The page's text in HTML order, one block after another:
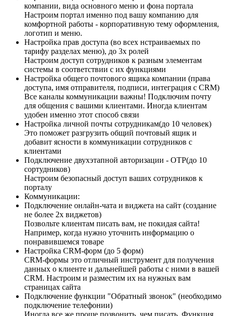
компании, вида основного меню и фона портала
Настроим портал именно под вашу компанию для
комфортной работы - корпоративную тему оформления,
логотип и меню.
Настройка прав доступа (во всех нстраиваемых по
тарифу разделах меню), до 3х ролей
Настроим доступ сотрудников к разным элементам
системы в соответствии с их функциями
Настройка общего почтового ящика компании (права
доступа, имя отправителя, подписи, интеграция с CRM)
Все каналы коммуникации важны! Подключим почту
для общения с вашими клиентами. Иногда клиентам
удобен именно этот способ связи
Настройка личной почты сотрудникам(до 10 человек)
Это поможет разгрузить общий почтовый ящик и
добавит ясности в коммуникации сотрудников с
клиентами
Подключение двухэтапной авторизации - OTP(до 10
сортудников)
Настроим безопасный доступ ваших сотрудников к
порталу
Коммуникации:
Подключение онлайн-чата и виджета на сайт (создание
не более 2х виджетов)
Позвольте клиентам писать вам, не покидая сайта!
Например, когда нужно уточнить информацию о
понравившемся товаре
Настройка CRM-форм (до 5 форм)
CRM-формы это отличный инструмент для получения
данных о клиенте и дальнейшей работы с ними в вашей
CRM. Настроим и разместим их на нужных вам
страницах сайта
Подключение функции "Обратный звонок" (необходимо
подключение телефонии)
Иногда все же проще позвонить, чем писать. Функция